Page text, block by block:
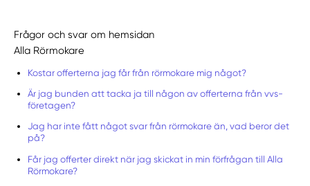
Frågor och svar om hemsidan
Alla Rörmokare
Kostar offerterna jag får från rörmokare mig något?
Är jag bunden att tacka ja till någon av offerterna från vvs-
företagen?
Jag har inte fått något svar från rörmokare än, vad beror det
på?
Får jag offerter direkt när jag skickat in min förfrågan till Alla
Rörmokare?